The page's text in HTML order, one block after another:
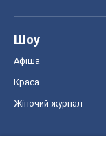
Шоу
Афіша
Краса
Жіночий журнал